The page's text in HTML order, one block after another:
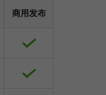
商用发布